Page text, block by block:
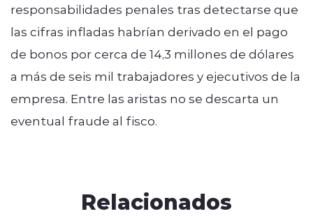
responsabilidades penales tras detectarse que
las cifras infladas habrían derivado en el pago
de bonos por cerca de 14,3 millones de dólares
a más de seis mil trabajadores y ejecutivos de la
empresa. Entre las aristas no se descarta un
eventual fraude al fisco.
Relacionados